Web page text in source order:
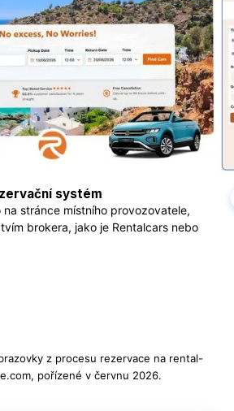
systém
na stránce místního provozovatele,
brokera, jako je Rentalcars nebo
z procesu rezervace na rental-
pořízené v červnu 2026.